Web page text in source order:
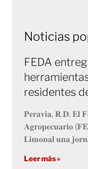
Noticias
FEDA
residentes
𝐏𝐞𝐫𝐚𝐯𝐢𝐚, 𝐑.𝐃. 𝐄𝐥
𝐀𝐠𝐫𝐨𝐩𝐞𝐜𝐮𝐚𝐫𝐢𝐨
𝐋𝐢𝐦𝐨𝐧𝐚𝐥 𝐮𝐧𝐚
Leer más »